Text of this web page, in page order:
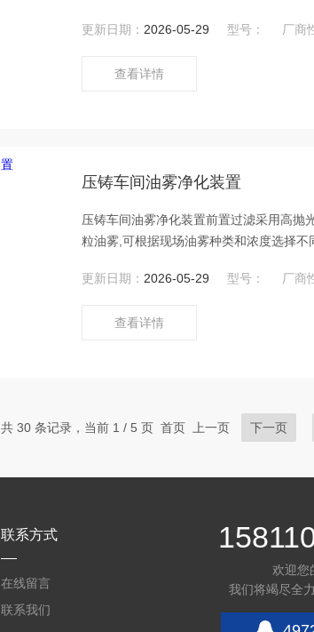
过滤精度的原理，将油雾有效收集。设备
更新日期： 2026-05-29 型号： 厂商
查看详情
压铸车间油雾净化装置
压铸车间油雾净化装置前置过滤采用高抛
粒油雾,可根据现场油雾种类和浓度选择不
滤:加强净化效率,可根据现场需要配置过滤
更新日期： 2026-05-29 型号： 厂商
查看详情
共 30 条记录，当前 1 / 5 页 首页 上一页 下一页
联系方式
在线留言
联系我们
欢迎您
我们将竭尽全